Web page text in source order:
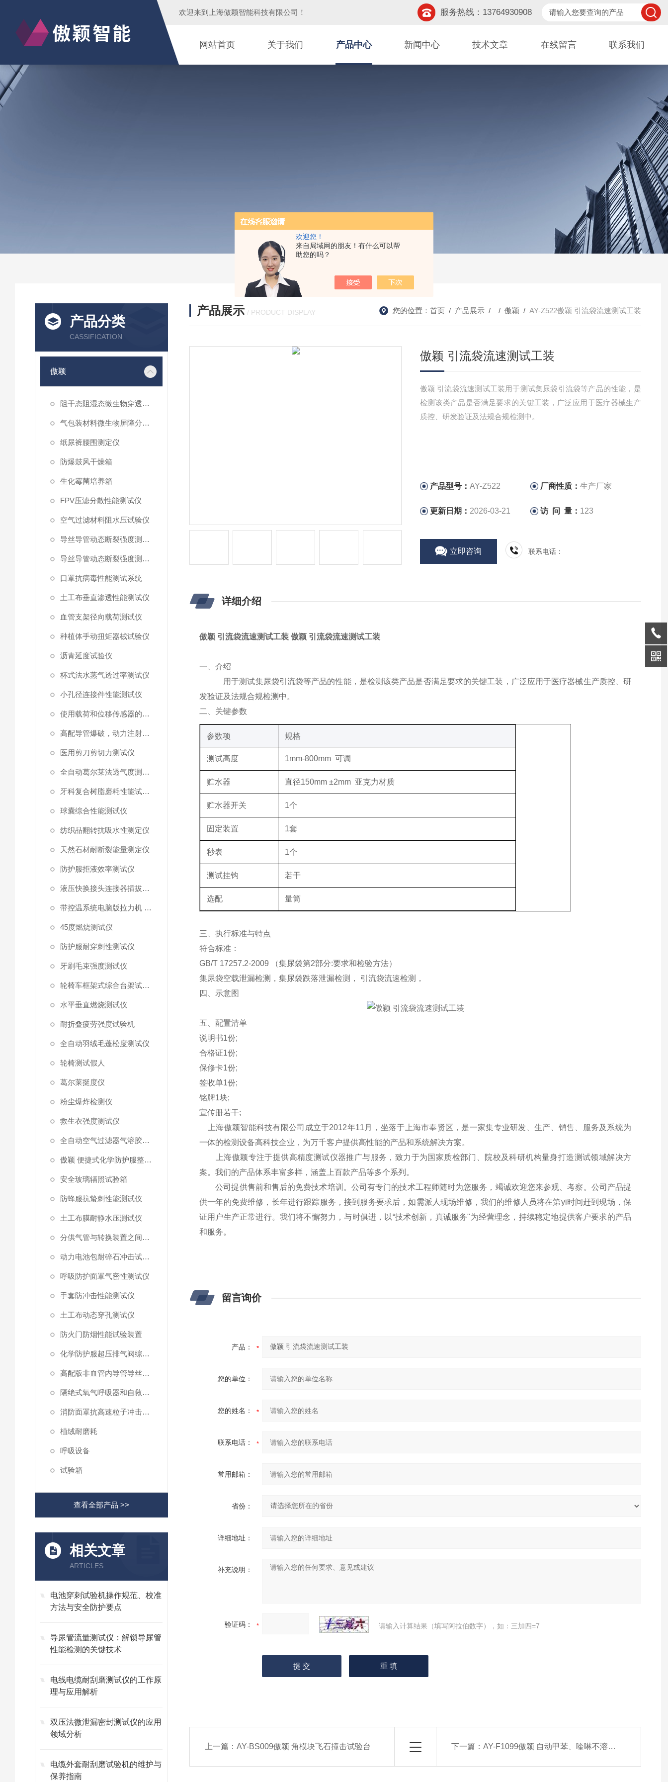
欢迎您！
来自局域网的朋友！有什么可以帮
助您的吗？
欢迎来到 上海傲颖智能科技有限公司 ！ 服务热线：13764930908
网站首页 关于我们 产品中心 新闻中心 技术文章 在线留言 联系我们
产品分类
CASSIFICATION
傲颖
阻干态阻湿态微生物穿透性能测试仪
气包装材料微生物屏障分等试验仪
纸尿裤腰围测定仪
防爆鼓风干燥箱
生化霉菌培养箱
FPV压滤分散性能测试仪
空气过滤材料阻水压试验仪
导丝导管动态断裂强度测试仪 （峰值拉力）
导丝导管动态断裂强度测试仪
口罩抗病毒性能测试系统
土工布垂直渗透性能测试仪
血管支架径向载荷测试仪
种植体手动扭矩器械试验仪
沥青延度试验仪
杯式法水蒸气透过率测试仪
小孔径连接件性能测试仪
使用载荷和位移传感器的塑料高速穿刺特性测试仪
高配导管爆破，动力注射中流量及压力测试仪
医用剪刀剪切力测试仪
全自动葛尔莱法透气度测试仪
牙科复合树脂磨耗性能试验仪
球囊综合性能测试仪
纺织品翻转抗吸水性测定仪
天然石材耐断裂能量测定仪
防护服拒液效率测试仪
液压快换接头连接器插拔泄漏测试仪
带控温系统电脑版拉力机 统电脑版拉力机
45度燃烧测试仪
防护服耐穿刺性测试仪
牙刷毛束强度测试仪
轮椅车框架式综合台架试验机
水平垂直燃烧测试仪
耐折叠疲劳强度试验机
全自动羽绒毛蓬松度测试仪
轮椅测试假人
葛尔莱挺度仪
粉尘爆炸检测仪
救生衣强度测试仪
全自动空气过滤器气溶胶细菌截留测试仪
傲颖 便捷式化学防护服整体气密性测试仪
安全玻璃辐照试验箱
防蜂服抗蛰刺性能测试仪
土工布膜耐静水压测试仪
分供气管与转换装置之间连接强度试验机
动力电池包耐碎石冲击试验机
呼吸防护面罩气密性测试仪
手套防冲击性能测试仪
土工布动态穿孔测试仪
防火门防烟性能试验装置
化学防护服超压排气阀综合性测试仪
高配版非血管内导管导丝滑动性能测试仪
隔绝式氧气呼吸器和自救器二氧化碳吸收率及水分含量测试仪
消防面罩抗高速粒子冲击试验机
植绒耐磨耗
呼吸设备
试验箱
查看全部产品 >>
相关文章
ARTICLES
电池穿刺试验机操作规范、校准
方法与安全防护要点
导尿管流量测试仪：解锁导尿管
性能检测的关键技术
电线电缆耐刮磨测试仪的工作原
理与应用解析
双压法微泄漏密封测试仪的应用
领域分析
电缆外套耐刮磨试验机的维护与
保养指南
产品展示 / PRODUCT DISPLAY 您的位置： 首页 / 产品展示 / / 傲颖 / AY-Z522傲颖 引流袋流速测试工装
傲颖 引流袋流速测试工装
傲颖 引流袋流速测试工装用于测试集尿袋引流袋等产品的性能，是
检测该类产品是否满足要求的关键工装，广泛应用于医疗器械生产
质控、研发验证及法规合规检测中。‌
产品型号： AY-Z522 厂商性质：生产厂家
更新日期： 2026-03-21 访 问 量： 123
立即咨询 联系电话：
详细介绍
傲颖 引流袋流速测试工装 傲颖 引流袋流速测试工装
‌一、介绍
用于测试集尿袋引流袋等产品的性能，是检测该类产品是否满足要求的关键工装，广泛应用于医疗器械生产质控、研
发验证及法规合规检测中。
‌二、关键参数
‌参数项‌ 规格
测试高度 1mm-800mm 可调
贮水器 直径150mm ±2mm 亚克力材质
贮水器开关 1个
固定装置 1套
秒表 1个
测试挂钩 若干
选配 量筒
‌三、执行标准与特点
符合标准：
GB/T 17257.2-2009
（集尿袋第2部分:要求和检验方法）
集尿袋空载泄漏检测，集尿袋跌落泄漏检测，
引流袋流速检测，
四、 示意图
五、配置清单
说明书1份;
合格证1份;
保修卡1份;
签收单1份;
铭牌1块;
宣传册若干;
上海傲颖智能科技有限公司成立于2012年11月，坐落于上海市奉贤区，是一家集专业研发、生产、销售、服务及系统为
一体的检测设备高科技企业，为万千客户提供高性能的产品和系统解决方案。
上海傲颖专注于提供高精度测试仪器推广与服务，致力于为国家质检部门、院校及科研机构量身打造测试领域解决方
案。我们的产品体系丰富多样，涵盖上百款产品等多个系列。
公司提供售前和售后的免费技术培训。公司有专门的技术工程师随时为您服务，竭诚欢迎您来参观、考察。公司产品提
供一年的免费维修，长年进行跟踪服务，接到服务要求后，如需派人现场维修，我们的维修人员将在第yi时间赶到现场，保
证用户生产正常进行。我们将不懈努力，与时俱进，以“技术创新，真诚服务"为经营理念，持续稳定地提供客户要求的产品
和服务。
留言询价
产品：
您的单位：
您的姓名：
联系电话：
常用邮箱：
省份：
详细地址：
补充说明：
验证码： 请输入计算结果（填写阿拉伯数字），如：三加四=7
上一篇：AY-BS009傲颖 角模块飞石撞击试验台 下一篇： AY-F1099傲颖 自动甲苯、喹啉不溶物测试仪